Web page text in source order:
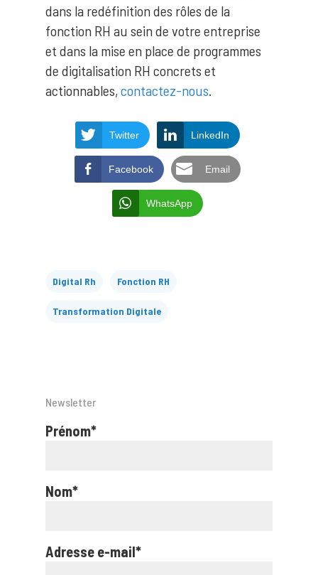
dans la redéfinition des rôles de la
fonction RH au sein de votre entreprise
et dans la mise en place de programmes
de digitalisation RH concrets et
actionnables, contactez-nous.
Twitter LinkedIn
Facebook Email
WhatsApp
Digital Rh Fonction RH
Transformation Digitale
Newsletter
Prénom*
Nom*
Adresse e-mail*